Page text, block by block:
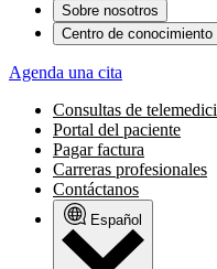
Sobre nosotros
Centro de conocimiento
Agenda una cita
Consultas de
Portal del paciente
Pagar factura
Carreras profesionales
Contáctanos
Español